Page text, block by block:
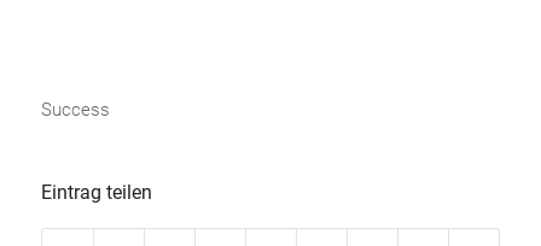
Success
Eintrag teilen